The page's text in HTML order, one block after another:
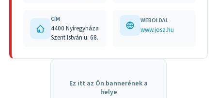
CÍM
4400 Nyíregyháza
Szent István u. 68.
WEBOLDAL
www.josa.hu
Ez itt az Ön bannerének a
helye